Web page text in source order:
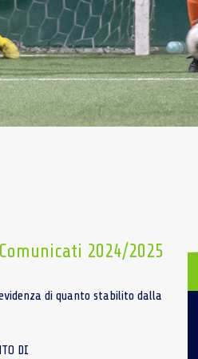
Comunicati 2024/2025
di quanto stabilito dalla
DI